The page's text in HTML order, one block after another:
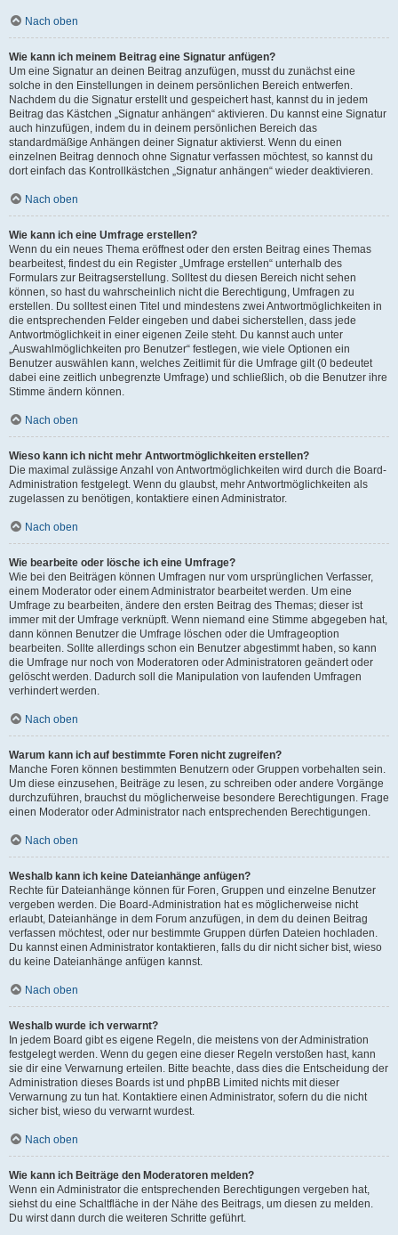
Nach oben
Wie kann ich meinem Beitrag eine Signatur anfügen?
Um eine Signatur an deinen Beitrag anzufügen, musst du zunächst eine
solche in den Einstellungen in deinem persönlichen Bereich entwerfen.
Nachdem du die Signatur erstellt und gespeichert hast, kannst du in jedem
Beitrag das Kästchen „Signatur anhängen“ aktivieren. Du kannst eine Signatur
auch hinzufügen, indem du in deinem persönlichen Bereich das
standardmäßige Anhängen deiner Signatur aktivierst. Wenn du einen
einzelnen Beitrag dennoch ohne Signatur verfassen möchtest, so kannst du
dort einfach das Kontrollkästchen „Signatur anhängen“ wieder deaktivieren.
Nach oben
Wie kann ich eine Umfrage erstellen?
Wenn du ein neues Thema eröffnest oder den ersten Beitrag eines Themas
bearbeitest, findest du ein Register „Umfrage erstellen“ unterhalb des
Formulars zur Beitragserstellung. Solltest du diesen Bereich nicht sehen
können, so hast du wahrscheinlich nicht die Berechtigung, Umfragen zu
erstellen. Du solltest einen Titel und mindestens zwei Antwortmöglichkeiten in
die entsprechenden Felder eingeben und dabei sicherstellen, dass jede
Antwortmöglichkeit in einer eigenen Zeile steht. Du kannst auch unter
„Auswahlmöglichkeiten pro Benutzer“ festlegen, wie viele Optionen ein
Benutzer auswählen kann, welches Zeitlimit für die Umfrage gilt (0 bedeutet
dabei eine zeitlich unbegrenzte Umfrage) und schließlich, ob die Benutzer ihre
Stimme ändern können.
Nach oben
Wieso kann ich nicht mehr Antwortmöglichkeiten erstellen?
Die maximal zulässige Anzahl von Antwortmöglichkeiten wird durch die Board-
Administration festgelegt. Wenn du glaubst, mehr Antwortmöglichkeiten als
zugelassen zu benötigen, kontaktiere einen Administrator.
Nach oben
Wie bearbeite oder lösche ich eine Umfrage?
Wie bei den Beiträgen können Umfragen nur vom ursprünglichen Verfasser,
einem Moderator oder einem Administrator bearbeitet werden. Um eine
Umfrage zu bearbeiten, ändere den ersten Beitrag des Themas; dieser ist
immer mit der Umfrage verknüpft. Wenn niemand eine Stimme abgegeben hat,
dann können Benutzer die Umfrage löschen oder die Umfrageoption
bearbeiten. Sollte allerdings schon ein Benutzer abgestimmt haben, so kann
die Umfrage nur noch von Moderatoren oder Administratoren geändert oder
gelöscht werden. Dadurch soll die Manipulation von laufenden Umfragen
verhindert werden.
Nach oben
Warum kann ich auf bestimmte Foren nicht zugreifen?
Manche Foren können bestimmten Benutzern oder Gruppen vorbehalten sein.
Um diese einzusehen, Beiträge zu lesen, zu schreiben oder andere Vorgänge
durchzuführen, brauchst du möglicherweise besondere Berechtigungen. Frage
einen Moderator oder Administrator nach entsprechenden Berechtigungen.
Nach oben
Weshalb kann ich keine Dateianhänge anfügen?
Rechte für Dateianhänge können für Foren, Gruppen und einzelne Benutzer
vergeben werden. Die Board-Administration hat es möglicherweise nicht
erlaubt, Dateianhänge in dem Forum anzufügen, in dem du deinen Beitrag
verfassen möchtest, oder nur bestimmte Gruppen dürfen Dateien hochladen.
Du kannst einen Administrator kontaktieren, falls du dir nicht sicher bist, wieso
du keine Dateianhänge anfügen kannst.
Nach oben
Weshalb wurde ich verwarnt?
In jedem Board gibt es eigene Regeln, die meistens von der Administration
festgelegt werden. Wenn du gegen eine dieser Regeln verstoßen hast, kann
sie dir eine Verwarnung erteilen. Bitte beachte, dass dies die Entscheidung der
Administration dieses Boards ist und phpBB Limited nichts mit dieser
Verwarnung zu tun hat. Kontaktiere einen Administrator, sofern du die nicht
sicher bist, wieso du verwarnt wurdest.
Nach oben
Wie kann ich Beiträge den Moderatoren melden?
Wenn ein Administrator die entsprechenden Berechtigungen vergeben hat,
siehst du eine Schaltfläche in der Nähe des Beitrags, um diesen zu melden.
Du wirst dann durch die weiteren Schritte geführt.